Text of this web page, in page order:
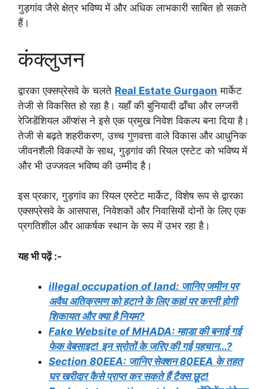
गुड़गांव जैसे क्षेत्र भविष्य में और अधिक लाभकारी साबित हो सकते
हैं।
कंक्लुजन
द्वारका एक्सप्रेसवे के चलते Real Estate Gurgaon मार्केट
तेजी से विकसित हो रहा है। यहाँ की बुनियादी ढाँचा और लग्जरी
रेजिडेंशियल ऑप्शंस ने इसे एक प्रमुख निवेश विकल्प बना दिया है।
तेजी से बढ़ते शहरीकरण, उच्च गुणवत्ता वाले विकास और आधुनिक
जीवनशैली विकल्पों के साथ, गुड़गांव की रियल एस्टेट को भविष्य में
और भी उज्जवल भविष्य की उम्मीद है।
इस प्रकार, गुड़गांव का रियल एस्टेट मार्केट, विशेष रूप से द्वारका
एक्सप्रेसवे के आसपास, निवेशकों और निवासियों दोनों के लिए एक
प्रगतिशील और आकर्षक स्थान के रूप में उभर रहा है।
यह भी पढ़ें :-
illegal occupation of land: जानिए जमीन पर
अवैध अतिक्रमण को हटाने के लिए कहां पर करनी होगी
शिकायत और क्या है नियम?
Fake Website of MHADA: म्हाडा की बनाई गई
फेक वेबसाइट! इन स्रोतों के जरिए की गई पहचान…?
Section 80EEA: जानिए सेक्शन 80EEA के तहत
घर खरीदार कैसे प्राप्त कर सकते हैं टैक्स छूट!